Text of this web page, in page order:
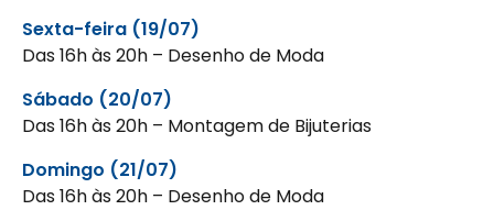
Sexta-feira (19/07)
Das 16h às 20h – Desenho de Moda
Sábado (20/07)
Das 16h às 20h – Montagem de Bijuterias
Domingo (21/07)
Das 16h às 20h – Desenho de Moda